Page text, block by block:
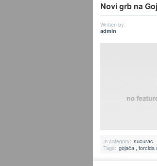
Novi grb na
Written by:
admin
In category: sucurac
Tags: gojača , torcida